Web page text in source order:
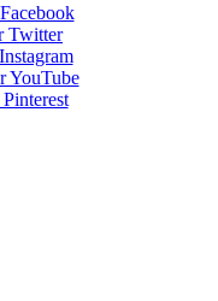
Twitter
YouTube